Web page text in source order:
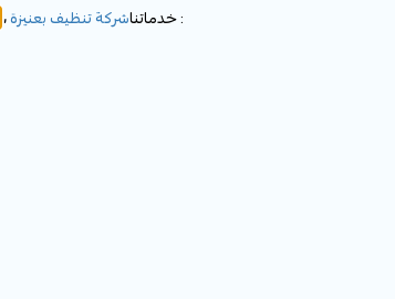
خدماتنا :
شركة تنظيف بعنيزة،